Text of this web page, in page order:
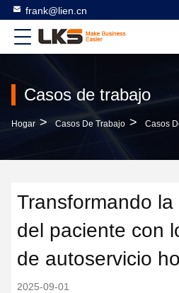
frank@lien.cn
Casos de trabajo
Hogar > Casos De Trabajo > Casos De Empresas Sobre
Transformando
del paciente con
de autoservicio
2025-09-01